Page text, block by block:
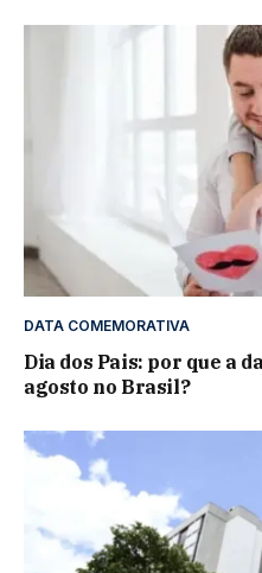
DATA COMEMORATIVA
Dia dos Pais: por que a
agosto no Brasil?